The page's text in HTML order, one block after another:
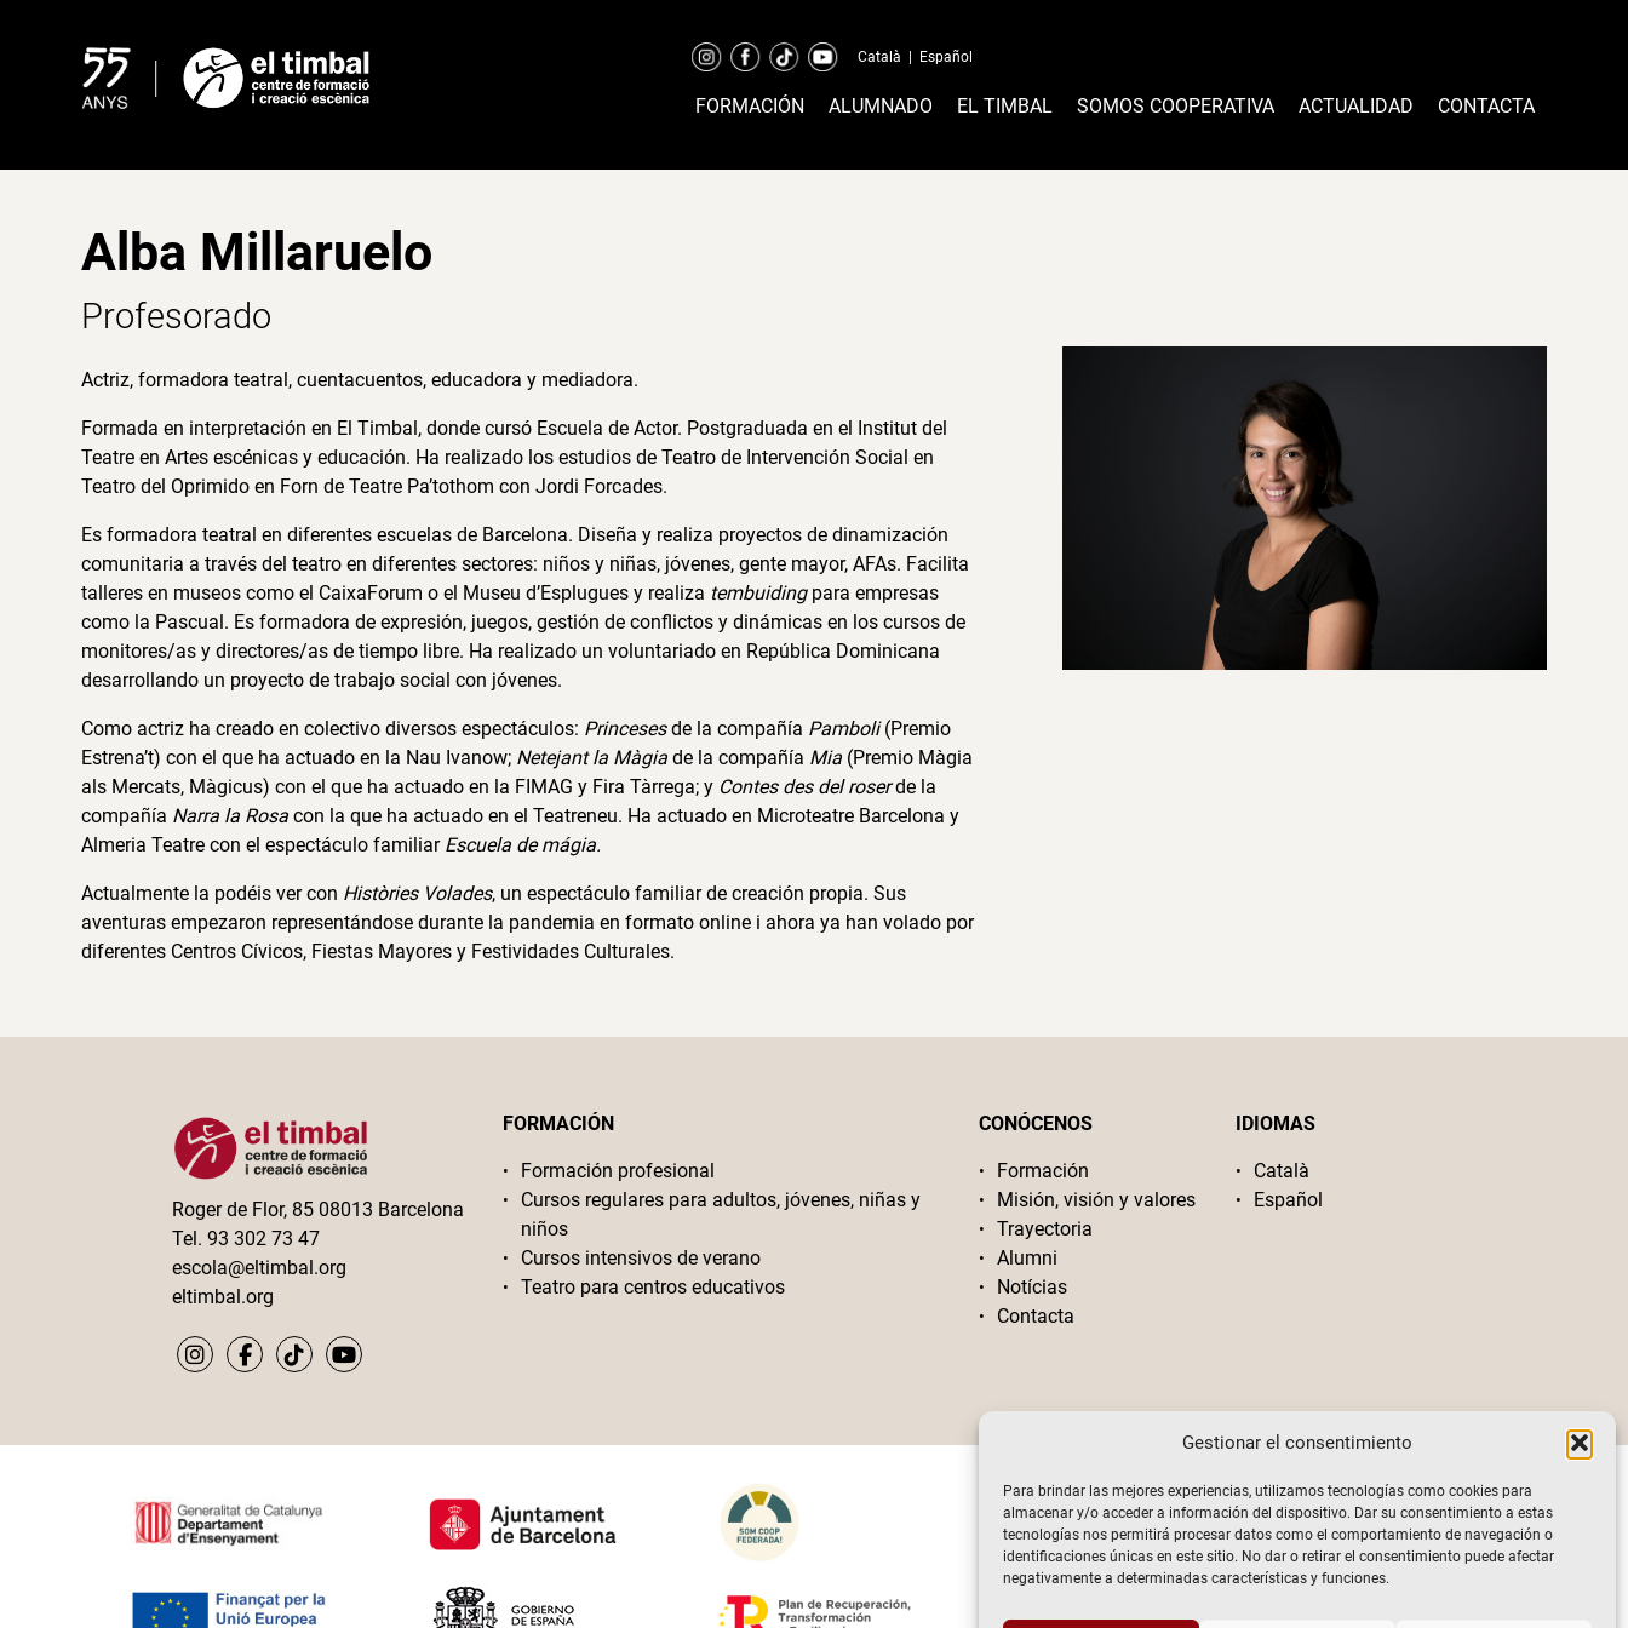
Gestionar el consentimiento
Para brindar las mejores experiencias, utilizamos tecnologías como cookies para
almacenar y/o acceder a información del dispositivo. Dar su consentimiento a estas
tecnologías nos permitirá procesar datos como el comportamiento de navegación o
identificaciones únicas en este sitio. No dar o retirar el consentimiento puede afectar
negativamente a determinadas características y funciones.
Català Español
FORMACIÓN ALUMNADO EL TIMBAL SOMOS COOPERATIVA ACTUALIDAD CONTACTA
Alba Millaruelo
Profesorado
Actriz, formadora teatral, cuentacuentos, educadora y mediadora.
Formada en interpretación en El Timbal, donde cursó Escuela de Actor. Postgraduada en el Institut del
Teatre en Artes escénicas y educación. Ha realizado los estudios de Teatro de Intervención Social en
Teatro del Oprimido en Forn de Teatre Pa’tothom con Jordi Forcades.
Es formadora teatral en diferentes escuelas de Barcelona. Diseña y realiza proyectos de dinamización
comunitaria a través del teatro en diferentes sectores: niños y niñas, jóvenes, gente mayor, AFAs. Facilita
talleres en museos como el CaixaForum o el Museu d’Esplugues y realiza tembuidingpara empresas
como la Pascual. Es formadora de expresión, juegos, gestión de conflictos y dinámicas en los cursos de
monitores/as y directores/as de tiempo libre. Ha realizado un voluntariado en República Dominicana
desarrollando un proyecto de trabajo social con jóvenes.
Como actriz ha creado en colectivo diversos espectáculos: Princesesde la compañía Pamboli(Premio
Estrena’t) con el que ha actuado en la Nau Ivanow; Netejant la Màgia de la compañía Mia (Premio Màgia
als Mercats, Màgicus) con el que ha actuado en la FIMAG y Fira Tàrrega; y Contes des del roserde la
compañía Narra la Rosacon la que ha actuado en el Teatreneu. Ha actuado en Microteatre Barcelona y
Almeria Teatre con el espectáculo familiar Escuela de mágia.
Actualmente la podéis ver con Històries Volades, un espectáculo familiar de creación propia. Sus
aventuras empezaron representándose durante la pandemia en formato online i ahora ya han volado por
diferentes Centros Cívicos, Fiestas Mayores y Festividades Culturales.
Roger de Flor, 85 08013 Barcelona
Tel. 93 302 73 47
escola@eltimbal.org
eltimbal.org
FORMACIÓN
Formación profesional
Cursos regulares para adultos, jóvenes, niñas y
niños
Cursos intensivos de verano
Teatro para centros educativos
CONÓCENOS
Formación
Misión, visión y valores
Trayectoria
Alumni
Notícias
Contacta
IDIOMAS
Català
Español